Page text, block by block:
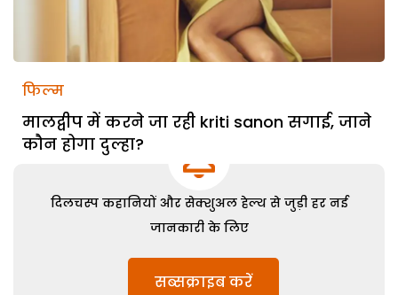
फिल्म
मालद्वीप में करने जा रही kriti sanon सगाई, जाने
कौन होगा दुल्हा?
दिलचस्प कहानियों और सेक्शुअल हेल्थ से जुड़ी हर नई
जानकारी के लिए
सब्सक्राइब करें